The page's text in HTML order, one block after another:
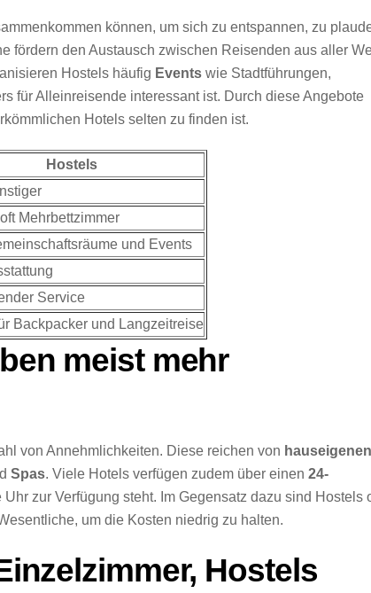
können, um sich zu entspannen, zu
fördern den Austausch zwischen Reisenden aus aller
Hostels häufig Events wie Stadtführungen,
für Alleinreisende interessant ist. Durch diese Angebote
Hotels selten zu finden ist.
Hostels
Mehrbettzimmer
und Events
Service
Backpacker und Langzeitreise
meist mehr
von Annehmlichkeiten. Diese reichen von hauseigenen
Spas. Viele Hotels verfügen zudem über einen 24-
zur Verfügung steht. Im Gegensatz dazu sind Hostels
um die Kosten niedrig zu halten.
Hostels